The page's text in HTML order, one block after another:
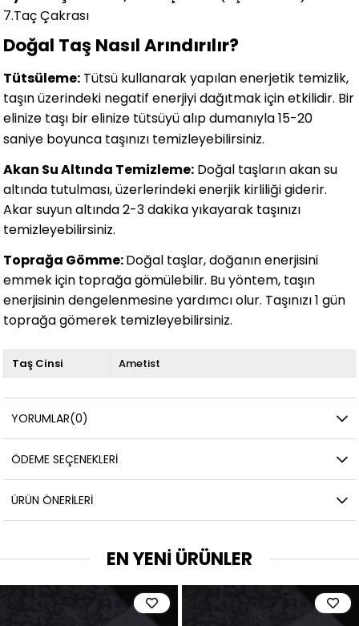
7.Taç Çakrası
Doğal Taş Nasıl Arındırılır?
Tütsüleme: Tütsü kullanarak yapılan enerjetik temizlik,
taşın üzerindeki negatif enerjiyi dağıtmak için etkilidir. Bir
elinize taşı bir elinize tütsüyü alıp dumanıyla 15-20
saniye boyunca taşınızı temizleyebilirsiniz.
Akan Su Altında Temizleme: Doğal taşların akan su
altında tutulması, üzerlerindeki enerjik kirliliği giderir.
Akar suyun altında 2-3 dakika yıkayarak taşınızı
temizleyebilirsiniz.
Toprağa Gömme:Doğal taşlar, doğanın enerjisini
emmek için toprağa gömülebilir. Bu yöntem, taşın
enerjisinin dengelenmesine yardımcı olur. Taşınızı 1 gün
toprağa gömerek temizleyebilirsiniz.
Taş Cinsi Ametist
YORUMLAR(0)
ÖDEME SEÇENEKLERI
ÜRÜN ÖNERILERI
EN YENİ ÜRÜNLER